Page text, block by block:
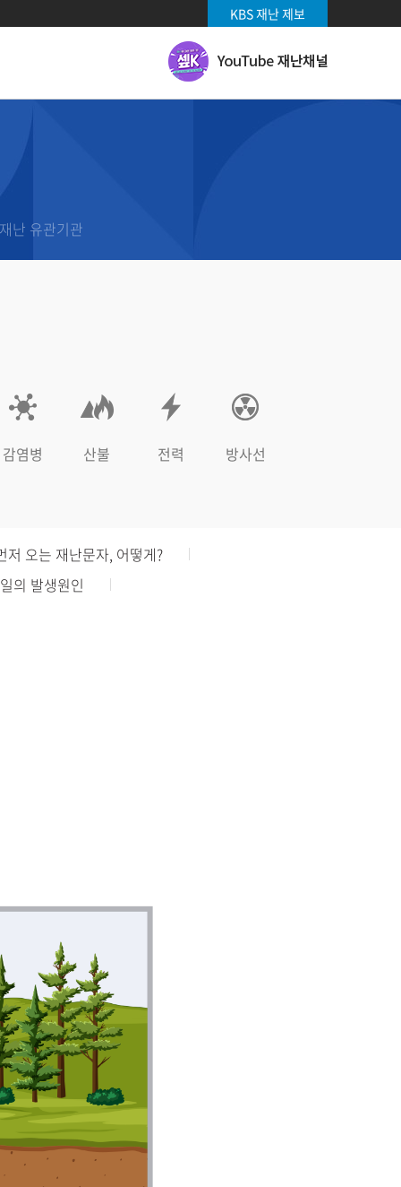
KBS 재난 제보
유
투
브
재
날씨영상
기상특보
재난 유관기관
감염병 산불 전력 방사선
저 오는 재난문자, 어떻게?
의 발생원인